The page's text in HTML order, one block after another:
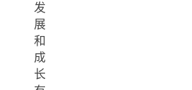
发
展
和
成
长